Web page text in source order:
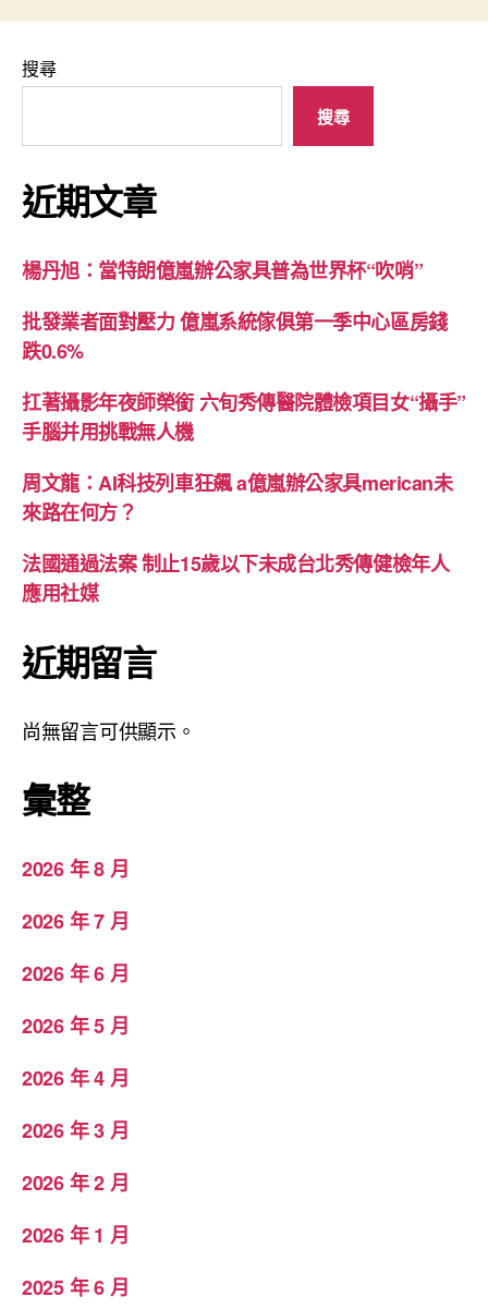
搜尋
搜尋
近期文章
楊丹旭：當特朗億嵐辦公家具普為世界杯“吹哨”
批發業者面對壓力 億嵐系統傢俱第一季中心區房錢
跌0.6%
扛著攝影年夜師榮銜 六旬秀傳醫院體檢項目女“攝手”
手腦并用挑戰無人機
周文龍：AI科技列車狂飆 a億嵐辦公家具merican未
來路在何方？
法國通過法案 制止15歲以下未成台北秀傳健檢年人
應用社媒
近期留言
尚無留言可供顯示。
彙整
2026 年 8 月
2026 年 7 月
2026 年 6 月
2026 年 5 月
2026 年 4 月
2026 年 3 月
2026 年 2 月
2026 年 1 月
2025 年 6 月